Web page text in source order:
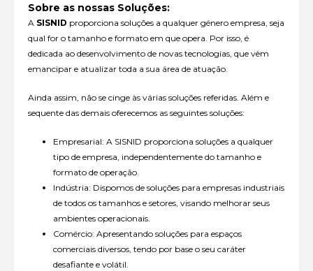
Sobre as nossas Soluções:
A SISNID proporciona soluções a qualquer género empresa, seja
qual for o tamanho e formato em que opera. Por isso, é
dedicada ao desenvolvimento de novas tecnologias, que vêm
emancipar e atualizar toda a sua área de atuação.
Ainda assim, não se cinge às várias soluções referidas. Além e
sequente das demais oferecemos as seguintes soluções:
Empresarial: A SISNID proporciona soluções a qualquer
tipo de empresa, independentemente do tamanho e
formato de operação.
Indústria: Dispomos de soluções para empresas industriais
de todos os tamanhos e setores, visando melhorar seus
ambientes operacionais.
Comércio: Apresentando soluções para espaços
comerciais diversos, tendo por base o seu caráter
desafiante e volátil.